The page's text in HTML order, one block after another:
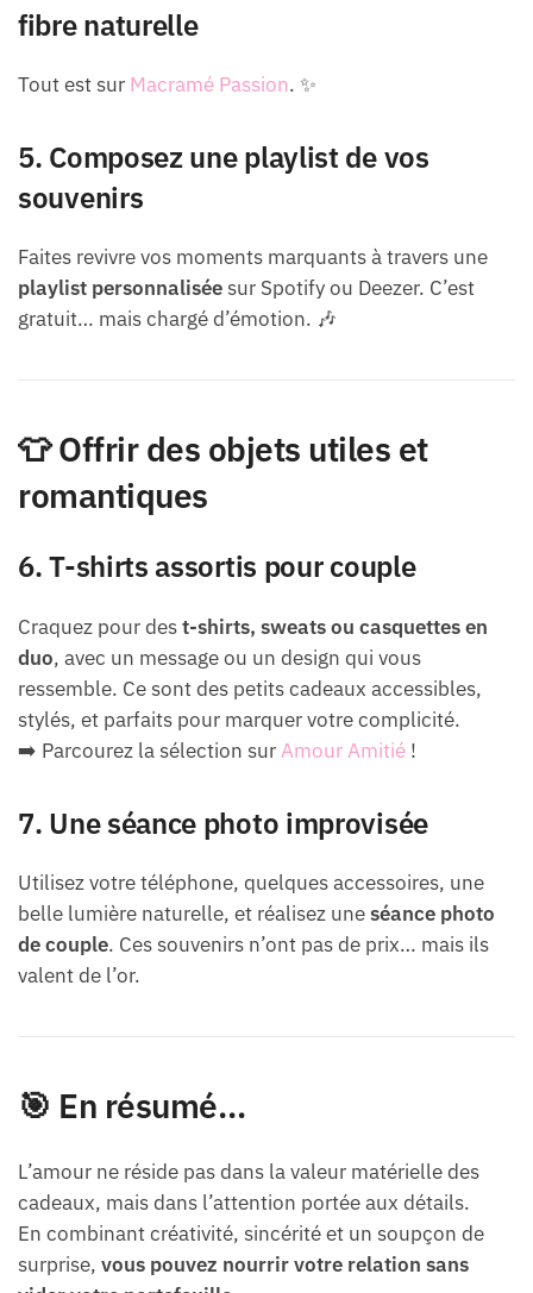
fibre naturelle
Tout est sur Macramé Passion. ✨
5. Composez une playlist de vos
souvenirs
Faites revivre vos moments marquants à travers une
playlist personnaliséesur Spotify ou Deezer. C’est
gratuit… mais chargé d’émotion. 🎶
👕 Offrir des objets utiles et
romantiques
6. T-shirts assortis pour couple
Craquez pour dest-shirts, sweats ou casquettes en
duo, avec un message ou un design qui vous
ressemble. Ce sont des petits cadeaux accessibles,
stylés, et parfaits pour marquer votre complicité.
➡️ Parcourez la sélection surAmour Amitié !
7. Une séance photo improvisée
Utilisez votre téléphone, quelques accessoires, une
belle lumière naturelle, et réalisez uneséance photo
de couple. Ces souvenirs n’ont pas de prix… mais ils
valent de l’or.
🎯 En résumé…
L’amour ne réside pas dans la valeur matérielle des
cadeaux, mais dans l’attention portée aux détails.
En combinant créativité, sincérité et un soupçon de
surprise, vous pouvez nourrir votre relation sans